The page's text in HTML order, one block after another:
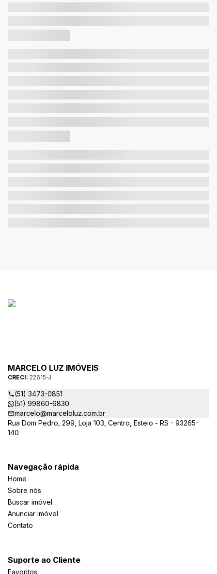
MARCELO LUZ IMÓVEIS
CRECI: 22615-J
(51) 3473-0851
(51) 99860-6830
marcelo@marceloluz.com.br
Rua Dom Pedro, 299, Loja 103, Centro, Esteio - RS - 93265-
140
Navegação rápida
Home
Sobre nós
Buscar imóvel
Anunciar imóvel
Contato
Suporte ao Cliente
Favoritos